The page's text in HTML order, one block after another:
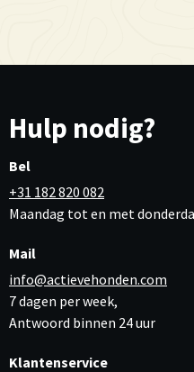
Hulp nodig?
Bel
+31 182 820 082
Maandag tot en met
Mail
info@actievehonden.com
7 dagen per week,
Antwoord binnen 24 uur
Klantenservice